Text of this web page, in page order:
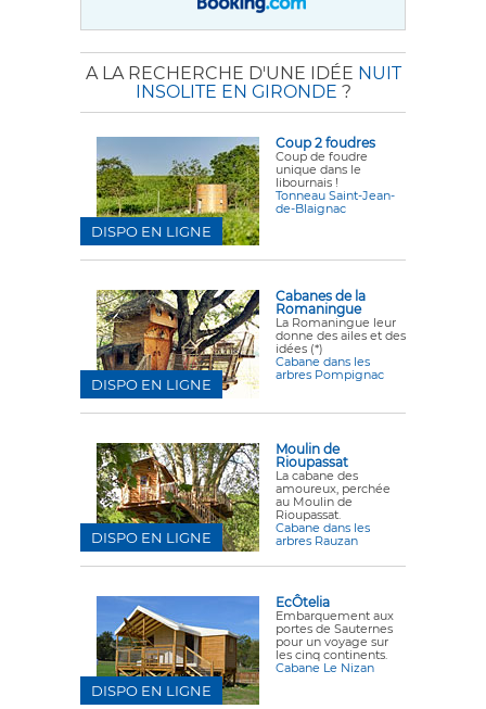
A LA RECHERCHE D'UNE IDÉE NUIT
INSOLITE EN GIRONDE ?
Coup 2 foudres
Coup de foudre
unique dans le
libournais !
Tonneau Saint-Jean-
de-Blaignac
DISPO EN LIGNE
Cabanes de la
Romaningue
La Romaningue leur
donne des ailes et des
idées (*)
Cabane dans les
arbres Pompignac
DISPO EN LIGNE
Moulin de
Rioupassat
La cabane des
amoureux, perchée
au Moulin de
Rioupassat.
Cabane dans les
arbres Rauzan
DISPO EN LIGNE
EcÔtelia
Embarquement aux
portes de Sauternes
pour un voyage sur
les cinq continents.
Cabane Le Nizan
DISPO EN LIGNE